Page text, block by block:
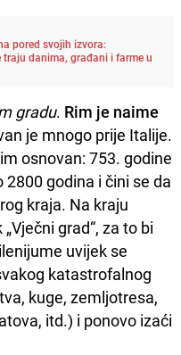
pored svojih izvora:
traju danima, građani i farme u
gradu. Rim je naime
je mnogo prije Italije.
osnovan: 753. godine
godina i čini se da
kraja. Na kraju
grad“, za to bi
uvijek se
katastrofalnog
kuge, zemljotresa,
itd.) i ponovo izaći